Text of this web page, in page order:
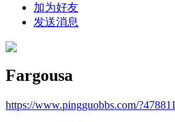
加为好友
发送消息
Fargousa
https://www.pingguobbs.com/?478811